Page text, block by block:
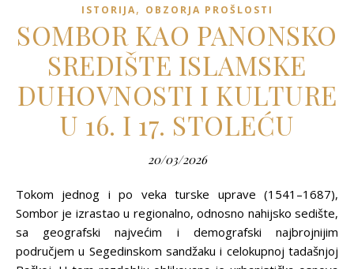
ISTORIJA, OBZORJA PROŠLOSTI
SOMBOR KAO PANONSKO
SREDIŠTE ISLAMSKE
DUHOVNOSTI I KULTURE
U 16. I 17. STOLEĆU
20/03/2026
Tokom jednog i po veka turske uprave (1541–1687),
Sombor je izrastao u regionalno, odnosno nahijsko sedište,
sa geografski najvećim i demografski najbrojnijim
područjem u Segedinskom sandžaku i celokupnoj tadašnjoj